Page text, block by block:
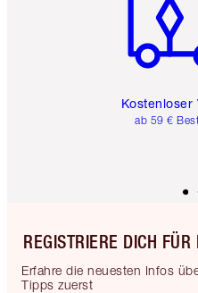
Kostenloser
ab 59 €
REGISTRIERE DICH
Erfahre die neuesten Infos
Tipps zuerst